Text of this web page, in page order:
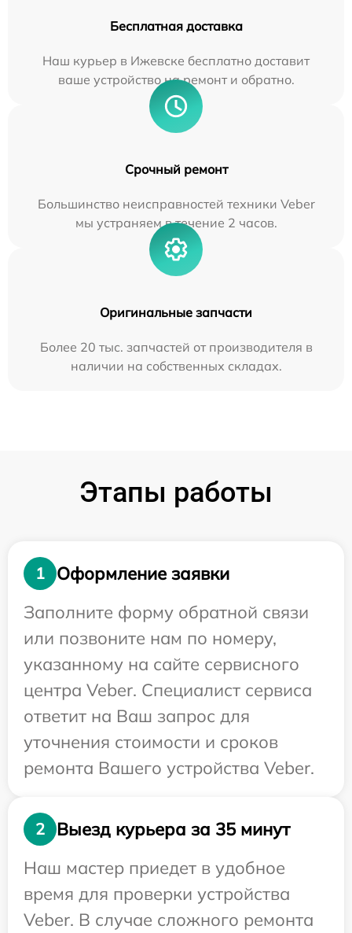
Бесплатная доставка
Наш курьер в Ижевске бесплатно доставит
ваше устройство на ремонт и обратно.
Срочный ремонт
Большинство неисправностей техники Veber
мы устраняем в течение 2 часов.
Оригинальные запчасти
Более 20 тыс. запчастей от производителя в
наличии на собственных складах.
Этапы работы
1
Оформление заявки
Заполните форму обратной связи
или позвоните нам по номеру,
указанному на сайте сервисного
центра Veber. Специалист сервиса
ответит на Ваш запрос для
уточнения стоимости и сроков
ремонта Вашего устройства Veber.
2
Выезд курьера за 35 минут
Наш мастер приедет в удобное
время для проверки устройства
Veber. В случае сложного ремонта